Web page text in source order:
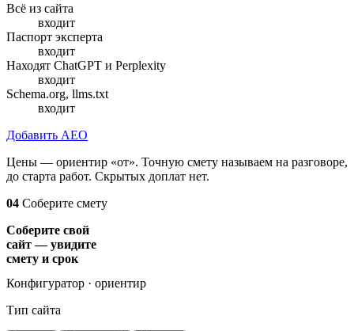
Всё из сайта
входит
Паспорт эксперта
входит
Находят ChatGPT и Perplexity
входит
Schema.org, llms.txt
входит
Добавить AEO
Цены — ориентир «от». Точную смету называем на разговоре,
до старта работ. Скрытых доплат нет.
04 Соберите смету
Соберите свой
сайт — увидите
смету и срок
Конфигуратор · ориентир
Тип сайта